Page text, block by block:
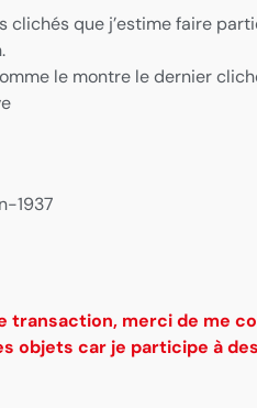
clichés que j’estime faire
le montre le dernier
1937
transaction, merci de me
objets car je participe à